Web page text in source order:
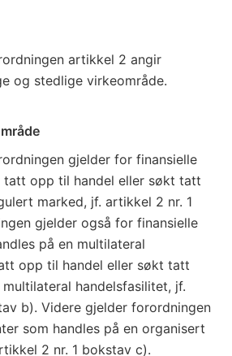
artikkel 2 angir
og stedlige virkeområde.
gjelder for finansielle
tatt opp til handel eller søkt tatt
marked, jf. artikkel 2 nr. 1
gjelder også for finansielle
på en multilateral
opp til handel eller søkt tatt
handelsfasilitet, jf.
b). Videre gjelder forordningen
som handles på en organisert
2 nr. 1 bokstav c).